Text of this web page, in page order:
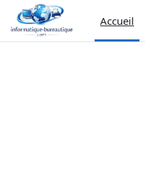
Passer au contenu principal
Accueil